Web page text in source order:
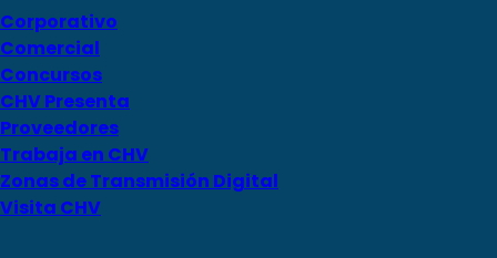
Corporativo
Comercial
Concursos
CHV Presenta
Proveedores
Trabaja en CHV
Zonas de Transmisión Digital
Visita CHV